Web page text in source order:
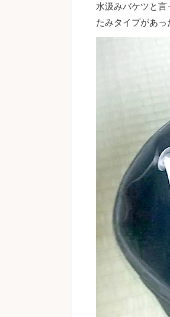
水汲みバケツと
たみタイプがあっ